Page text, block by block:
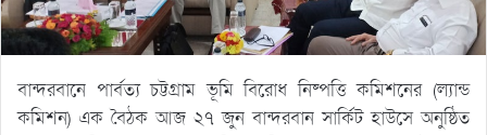
বান্দরবানে পার্বত্য চট্টগ্রাম ভূমি বিরোধ নিষ্পত্তি কমিশনের (ল্যান্ড
কমিশন) এক বৈঠক আজ ২৭ জুন বান্দরবান সার্কিট হাউসে অনুষ্ঠিত